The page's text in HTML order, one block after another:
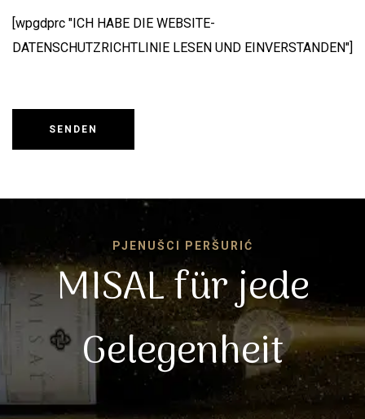
[wpgdprc "ICH HABE DIE WEBSITE-
DATENSCHUTZRICHTLINIE LESEN UND EINVERSTANDEN"]
PJENUŠCI PERŠURIĆ
MISAL für jede
Gelegenheit